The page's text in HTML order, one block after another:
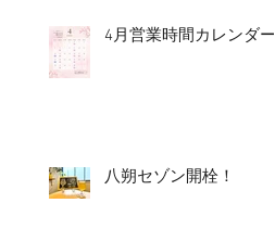
4月営業時間カレンダー
八朔セゾン開栓！